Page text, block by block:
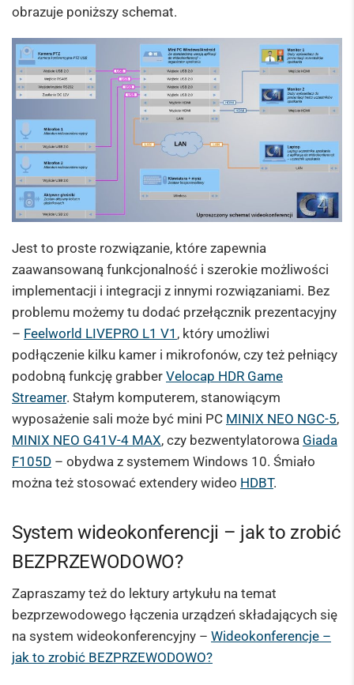
obrazuje poniższy schemat.
Jest to proste rozwiązanie, które zapewnia
zaawansowaną funkcjonalność i szerokie możliwości
implementacji i integracji z innymi rozwiązaniami. Bez
problemu możemy tu dodać przełącznik prezentacyjny
– Feelworld LIVEPRO L1 V1 , który umożliwi
podłączenie kilku kamer i mikrofonów, czy też pełniący
podobną funkcję grabber Velocap HDR Game
Streamer. Stałym komputerem, stanowiącym
wyposażenie sali może być mini PC MINIX NEO NGC-5,
MINIX NEO G41V-4 MAX, czy bezwentylatorowa Giada
F105D – obydwa z systemem Windows 10. Śmiało
można też stosować extendery wideo HDBT.
System wideokonferencji – jak to zrobić
BEZPRZEWODOWO?
Zapraszamy też do lektury artykułu na temat
bezprzewodowego łączenia urządzeń składających się
na system wideokonferencyjny – Wideokonferencje –
jak to zrobić BEZPRZEWODOWO?